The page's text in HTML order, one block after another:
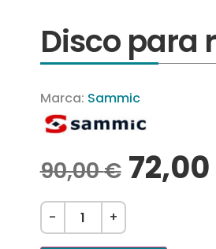
Disco para
Marca: Sammic
90,00€ 72,00
- +